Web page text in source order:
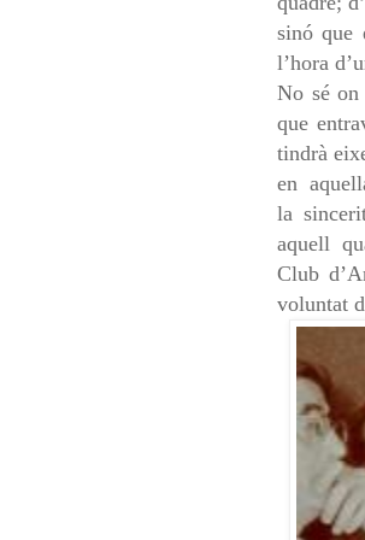
sinó que
l’hora
No sé
que
tindrà
en
la
aquell
Club
voluntat